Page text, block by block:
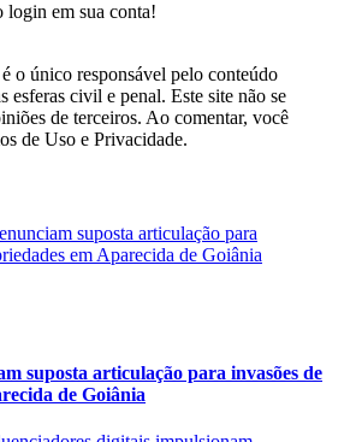
login em sua conta!
o único responsável pelo conteúdo
esferas civil e penal. Este site não se
de terceiros. Ao comentar, você
de Uso e Privacidade.
suposta articulação para invasões de
de Goiânia